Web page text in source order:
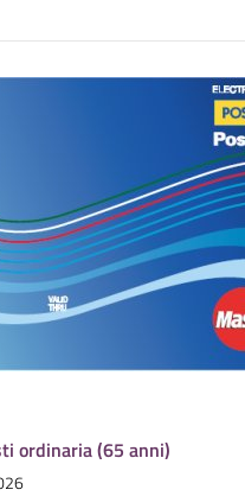
ordinaria (65 anni)